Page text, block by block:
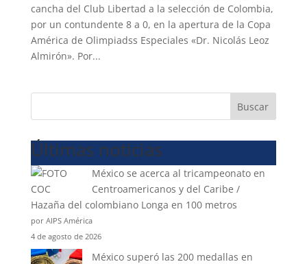
cancha del Club Libertad a la selección de Colombia,
por un contundente 8 a 0, en la apertura de la Copa
América de Olimpiadss Especiales «Dr. Nicolás Leoz
Almirón». Por...
Buscar
Últimas noticias
México se acerca al tricampeonato en
Centroamericanos y del Caribe /
Hazaña del colombiano Longa en 100 metros
por AIPS América
4 de agosto de 2026
México superó las 200 medallas en